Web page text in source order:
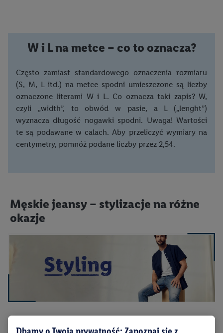
W i L na metce – co to oznacza?
Często zamiast standardowego oznaczenia rozmiaru
(S, M, L itd.) na metce spodni umieszczone są liczby
oznaczone literami W i L. Co oznacza taki zapis? W,
czyli „width”, to obwód w pasie, a L („lenght”)
wyznacza długość nogawki spodni. Uwaga! Wartości
te są podawane w calach. Aby przeliczyć wymiary na
centymetry, pomnóż podane liczby przez 2,54.
Męskie jeansy – stylizacje na różne
okazje